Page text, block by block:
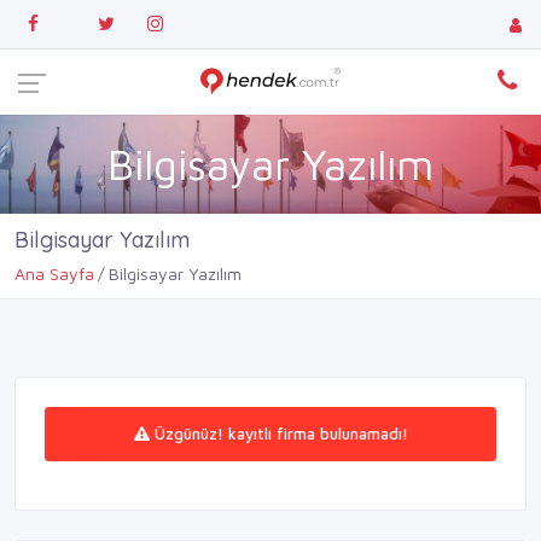
Bilgisayar Yazılım
Bilgisayar Yazılım
Ana Sayfa Bilgisayar Yazılım
Üzgünüz! kayıtlı firma bulunamadı!